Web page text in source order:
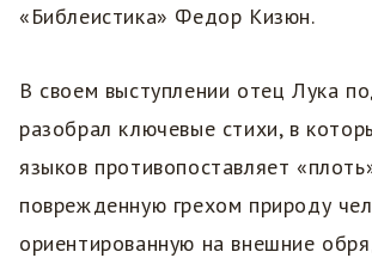
«Библеистика» Федор Кизюн.
В своем выступлении отец Лука
разобрал ключевые стихи, в
языков противопоставляет
поврежденную грехом природу
ориентированную на внешние